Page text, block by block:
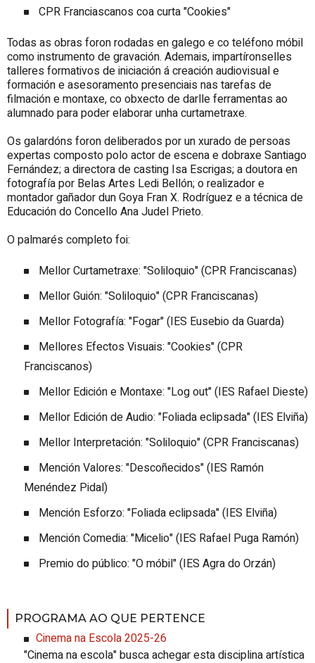
CPR Franciascanos coa curta "Cookies"
Todas as obras foron rodadas en galego e co teléfono móbil
como instrumento de gravación. Ademais, impartíronselles
talleres formativos de iniciación á creación audiovisual e
formación e asesoramento presenciais nas tarefas de
filmación e montaxe, co obxecto de darlle ferramentas ao
alumnado para poder elaborar unha curtametraxe.
Os galardóns foron deliberados por un xurado de persoas
expertas composto polo actor de escena e dobraxe Santiago
Fernández; a directora de casting Isa Escrigas; a doutora en
fotografía por Belas Artes Ledi Bellón; o realizador e
montador gañador dun Goya Fran X. Rodríguez e a técnica de
Educación do Concello Ana Judel Prieto.
O palmarés completo foi:
Mellor Curtametraxe: "Soliloquio" (CPR Franciscanas)
Mellor Guión: "Soliloquio" (CPR Franciscanas)
Mellor Fotografía: "Fogar" (IES Eusebio da Guarda)
Mellores Efectos Visuais: "Cookies" (CPR
Franciscanos)
Mellor Edición e Montaxe: "Log out" (IES Rafael Dieste)
Mellor Edición de Audio: "Foliada eclipsada" (IES Elviña)
Mellor Interpretación: "Soliloquio" (CPR Franciscanas)
Mención Valores: "Descoñecidos" (IES Ramón
Menéndez Pidal)
Mención Esforzo: "Foliada eclipsada" (IES Elviña)
Mención Comedia: "Micelio" (IES Rafael Puga Ramón)
Premio do público: "O móbil" (IES Agra do Orzán)
PROGRAMA AO QUE PERTENCE
Cinema na Escola 2025-26
"Cinema na escola" busca achegar esta disciplina artística